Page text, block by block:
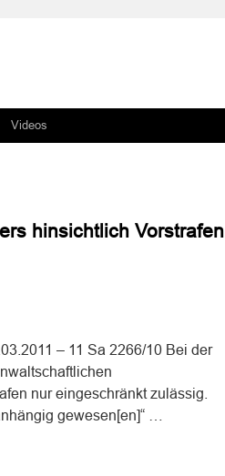
Videos
hinsichtlich Vorstrafen
– 11 Sa 2266/10 Bei der
nur eingeschränkt zulässig.
gewesen[en]“ …